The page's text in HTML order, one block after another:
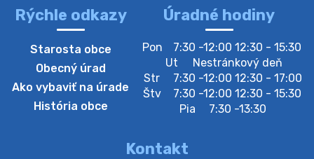
Zber separovaného odpadu plastu-
Oznamujeme obyvateľom, že v stredu 05. augusta
prebehne zber separovaného odpadu plastu. Prosíme
obyvateľov, aby vrecia s odpadom vyložili pred dom už
Rýchle odkazy
Starosta obce
Obecný úrad
Ako vybaviť na úrade
História obce
Úradné hodiny
Pon
7:30 -12:00 12:30 - 15:30
Ut
Nestránkový deň
Str
7:30 -12:00 12:30 - 17:00
Štv
7:30 -12:00 12:30 - 15:30
Pia
7:30 -13:30
Kontakt